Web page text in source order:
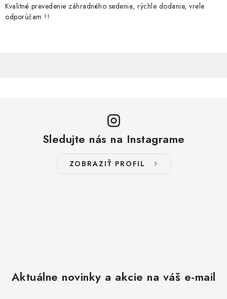
Kvalitné prevedenie záhradného sedenia, rýchle dodanie, vrele
odporúčam !!
Sledujte nás na Instagrame
ZOBRAZIŤ PROFIL
Aktuálne novinky a akcie na váš e-mail